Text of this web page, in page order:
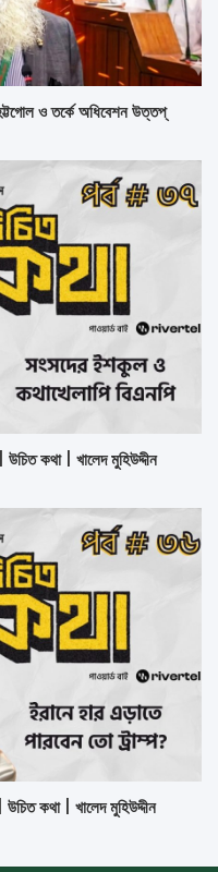
ও তর্কে অধিবেশন উত্তপ্
কথা | খালেদ মুহিউদ্দীন
কথা | খালেদ মুহিউদ্দীন